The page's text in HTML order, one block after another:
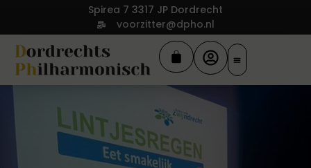
Spirea 7 3317 JP Dordrecht
voorzitter@dpho.nl